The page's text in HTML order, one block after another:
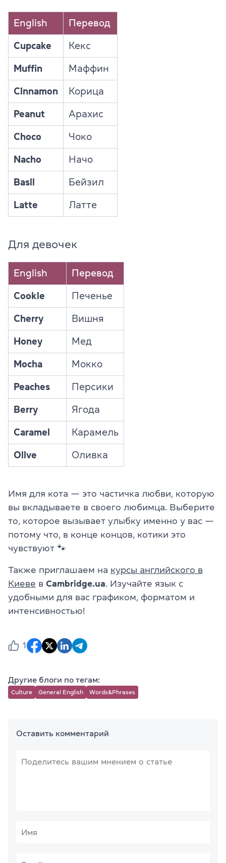
English Перевод
Cupcake Кекс
Muffin Маффин
Cinnamon Корица
Peanut Арахис
Choco Чоко
Nacho Начо
Basil Бейзил
Latte Латте
Для девочек
English Перевод
Cookie Печенье
Cherry Вишня
Honey Мед
Mocha Мокко
Peaches Персики
Berry Ягода
Caramel Карамель
Olive Оливка
Имя для кота — это частичка любви, которую
вы вкладываете в своего любимца. Выберите
то, которое вызывает улыбку именно у вас —
потому что, в конце концов, котики это
чувствуют 🐾
Также приглашаем на курсы английского в
Киеве в Cambridge.ua. Изучайте язык с
удобными для вас графиком, форматом и
интенсивностью!
1
Другие блоги по тегам:
Culture General English Words&Phrases
Оставить комментарий